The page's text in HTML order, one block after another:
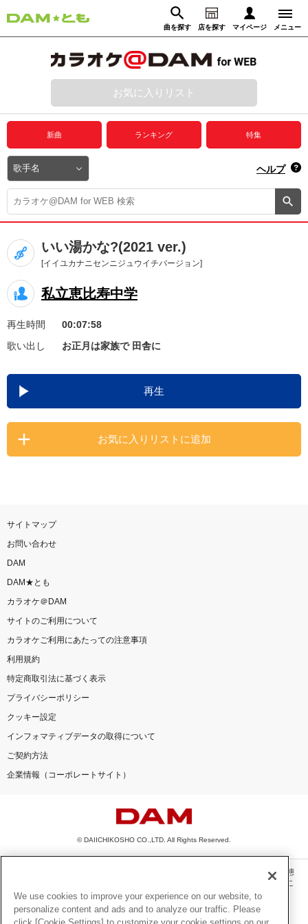
曲を探す 店を探す マイページ メニュー
動画からさがす 録音からさがす
ログイン
プレミアムサービス
DAM★とも動画
DAM★とも録音
カラオケ＠DAM
ユーザー検索
キャンペーン
お知らせ よくあるご質問
DAMの新曲・ランキングなど
カラオケ最新情報をチェック！
お気に入りリスト
新曲 ランキング 特集
ヘルプ
いい湯かな?(2021 ver.)
[イイユカナニセンニジュウイチバージョン]
私立恵比寿中学
再生時間
00:07:58
歌い出し
お正月は家族で 田舎に
再生
お気に入りリストに追加
サイトマップ
お問い合わせ
DAM
DAM★とも
カラオケ＠DAM
サイトのご利用について
カラオケご利用にあたっての注意事項
利用規約
特定商取引法に基づく表示
プライバシーポリシー
クッキー設定
インフォマティブデータの取得について
ご契約方法
企業情報（コーポレートサイト）
© DAIICHIKOSHO CO.,LTD. All Rights Reserved.
このサイトに掲載されている一切の文章・画像・写真・動画・音声等を、手段や形態
を問わず、著作権法の定める範囲を超えて無断で複製、転載、ファイル化などするこ
とを禁じます。
楽曲及びコンテンツは、機種によりご利用いただけない場合があります。
We use cookies to improve your experience on our website, to
personalize content and ads and to analyze our traffic. Please